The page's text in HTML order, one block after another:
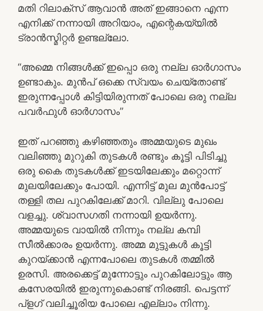
മതി റിലാക്സ് ആവാൻ അത് ഇങ്ങാനെ എന്ന
എനിക്ക് നന്നായി അറിയാം, എന്റെകയ്യിൽ
ട്രാൻസ്മിറ്റർ ഉണ്ടല്ലോ.
“അമ്മെ നിങ്ങൾക്ക് ഇപ്പൊ ഒരു നല്ല ഓർഗാസം
ഉണ്ടാകും. മുൻപ് ഒക്കെ സ്വയം ചെയ്തോണ്ട്
ഇരുന്നപ്പോൾ കിട്ടിയിരുന്നത് പോലെ ഒരു നല്ല
പവർഫുൾ ഓർഗാസം”
ഇത് പറഞ്ഞു കഴിഞ്ഞതും അമ്മയുടെ മുഖം
വലിഞ്ഞു മുറുകി തുടകൾ രണ്ടും കൂട്ടി പിടിച്ചു
ഒരു കൈ തുടകൾക്ക് ഇടയിലേക്കും മറ്റൊന്ന്
മുലയിലേക്കും പോയി. എന്നിട്ട് മുല മുൻപോട്ട്
തള്ളി തല പുറകിലേക്ക് മാറി. വില്ലു പോലെ
വളച്ചു. ശ്വാസഗതി നന്നായി ഉയർന്നു.
അമ്മയുടെ വായിൽ നിന്നും നല്ല കമ്പി
സീൽക്കാരം ഉയർന്നു. അമ്മ മുട്ടുകൾ കൂട്ടി
കുറയ്ക്കാൻ എന്നപോലെ തുടകൾ തമ്മിൽ
ഉരസി. അരക്കെട്ട് മുന്നോട്ടും പുറകിലോട്ടും ആ
കസേരയിൽ ഇരുന്നുകൊണ്ട് നിരങ്ങി. പെട്ടന്ന്
പ്ളഗ് വലിച്ചൂരിയ പോലെ എല്ലാം നിന്നു.